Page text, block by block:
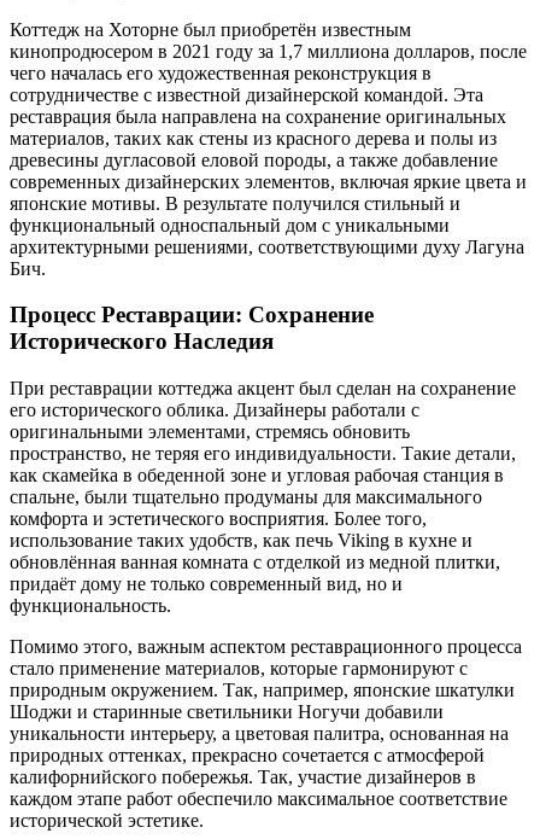
Коттедж на Хоторне был приобретён известным
кинопродюсером в 2021 году за 1,7 миллиона долларов, после
чего началась его художественная реконструкция в
сотрудничестве с известной дизайнерской командой. Эта
реставрация была направлена на сохранение оригинальных
материалов, таких как стены из красного дерева и полы из
древесины дугласовой еловой породы, а также добавление
современных дизайнерских элементов, включая яркие цвета и
японские мотивы. В результате получился стильный и
функциональный односпальный дом с уникальными
архитектурными решениями, соответствующими духу Лагуна
Бич.
Процесс Реставрации: Сохранение
Исторического Наследия
При реставрации коттеджа акцент был сделан на сохранение
его исторического облика. Дизайнеры работали с
оригинальными элементами, стремясь обновить
пространство, не теряя его индивидуальности. Такие детали,
как скамейка в обеденной зоне и угловая рабочая станция в
спальне, были тщательно продуманы для максимального
комфорта и эстетического восприятия. Более того,
использование таких удобств, как печь Viking в кухне и
обновлённая ванная комната с отделкой из медной плитки,
придаёт дому не только современный вид, но и
функциональность.
Помимо этого, важным аспектом реставрационного процесса
стало применение материалов, которые гармонируют с
природным окружением. Так, например, японские шкатулки
Шоджи и старинные светильники Ногучи добавили
уникальности интерьеру, а цветовая палитра, основанная на
природных оттенках, прекрасно сочетается с атмосферой
калифорнийского побережья. Так, участие дизайнеров в
каждом этапе работ обеспечило максимальное соответствие
исторической эстетике.